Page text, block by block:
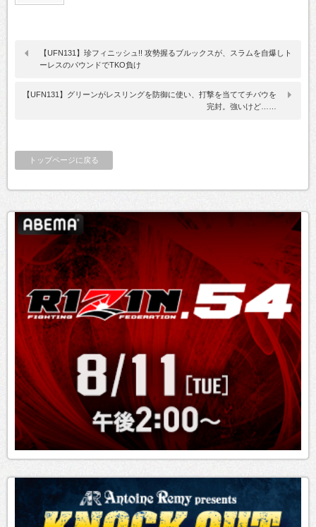
【UFN131】珍フィニッシュ!! 攻勢握るブルックスが、スラムを自爆しト
ーレスのパウンドでTKO負け
【UFN131】グリーンがレスリングを防御に使い、打撃を当ててチバウを
完封。強いけど……
トップページに戻る